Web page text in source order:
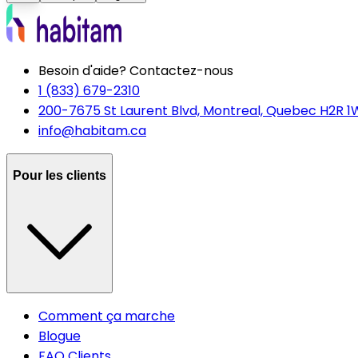
Besoin d'aide? Contactez-nous
1 (833) 679-2310
200-7675 St Laurent Blvd, Montreal, Quebec H2R
info@habitam.ca
Pour les clients
Comment ça marche
Blogue